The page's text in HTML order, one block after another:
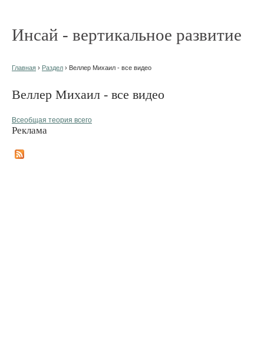
Инсай - вертикальное развитие
Главная › Раздел › Веллер Михаил - все видео
Веллер Михаил - все видео
Всеобщая теория всего
Реклама